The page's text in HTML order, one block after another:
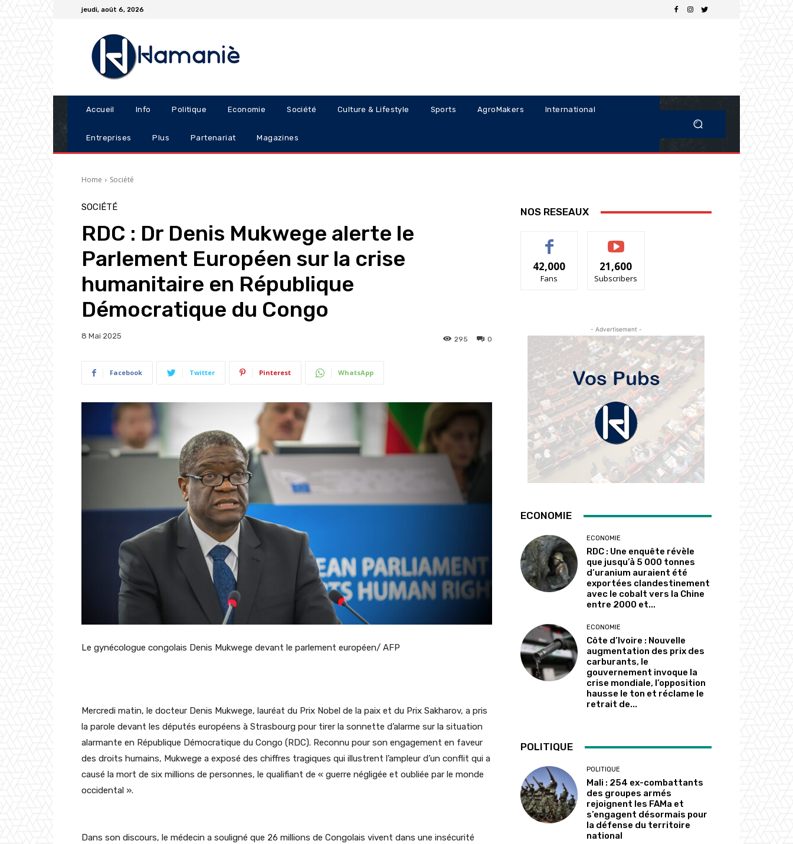
jeudi, août 6, 2026
Accueil Info Politique Economie Société Culture & Lifestyle Sports AgroMakers International
Entreprises Plus Partenariat Magazines
Home Société
SOCIÉTÉ
RDC : Dr Denis Mukwege alerte le
Parlement Européen sur la crise
humanitaire en République
Démocratique du Congo
8 Mai 2025 0
295
Facebook Twitter Pinterest WhatsApp
Le gynécologue congolais Denis Mukwege devant le parlement européen/ AFP
Mercredi matin, le docteur Denis Mukwege, lauréat du Prix Nobel de la paix et du Prix Sakharov, a pris
la parole devant les députés européens à Strasbourg pour tirer la sonnette d’alarme sur la situation
alarmante en République Démocratique du Congo (RDC). Reconnu pour son engagement en faveur
des droits humains, Mukwege a exposé des chiffres tragiques qui illustrent l’ampleur d’un conflit qui a
causé la mort de six millions de personnes, le qualifiant de « guerre négligée et oubliée par le monde
occidental ».
Dans son discours, le médecin a souligné que 26 millions de Congolais vivent dans une insécurité
NOS RESEAUX
42,000
Fans
21,600
Subscribers
- Advertisement -
ECONOMIE
ECONOMIE
RDC : Une enquête révèle
que jusqu’à 5 000 tonnes
d’uranium auraient été
exportées clandestinement
avec le cobalt vers la Chine
entre 2000 et...
ECONOMIE
Côte d’Ivoire : Nouvelle
augmentation des prix des
carburants, le
gouvernement invoque la
crise mondiale, l’opposition
hausse le ton et réclame le
retrait de...
POLITIQUE
POLITIQUE
Mali : 254 ex-combattants
des groupes armés
rejoignent les FAMa et
s’engagent désormais pour
la défense du territoire
national